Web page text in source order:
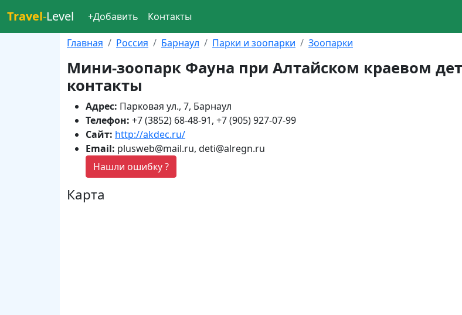
Travel-Level +Добавить Контакты
Главная Россия Барнаул Парки и зоопарки Зоопарки
Мини-зоопарк Фауна при Алтайском краевом
контакты
Адрес: Парковая ул., 7, Барнаул
Телефон: +7 (3852) 68-48-91, +7 (905) 927-07-99
Сайт: http://akdec.ru/
Email: plusweb@mail.ru, deti@alregn.ru
Нашли ошибку ?
Карта